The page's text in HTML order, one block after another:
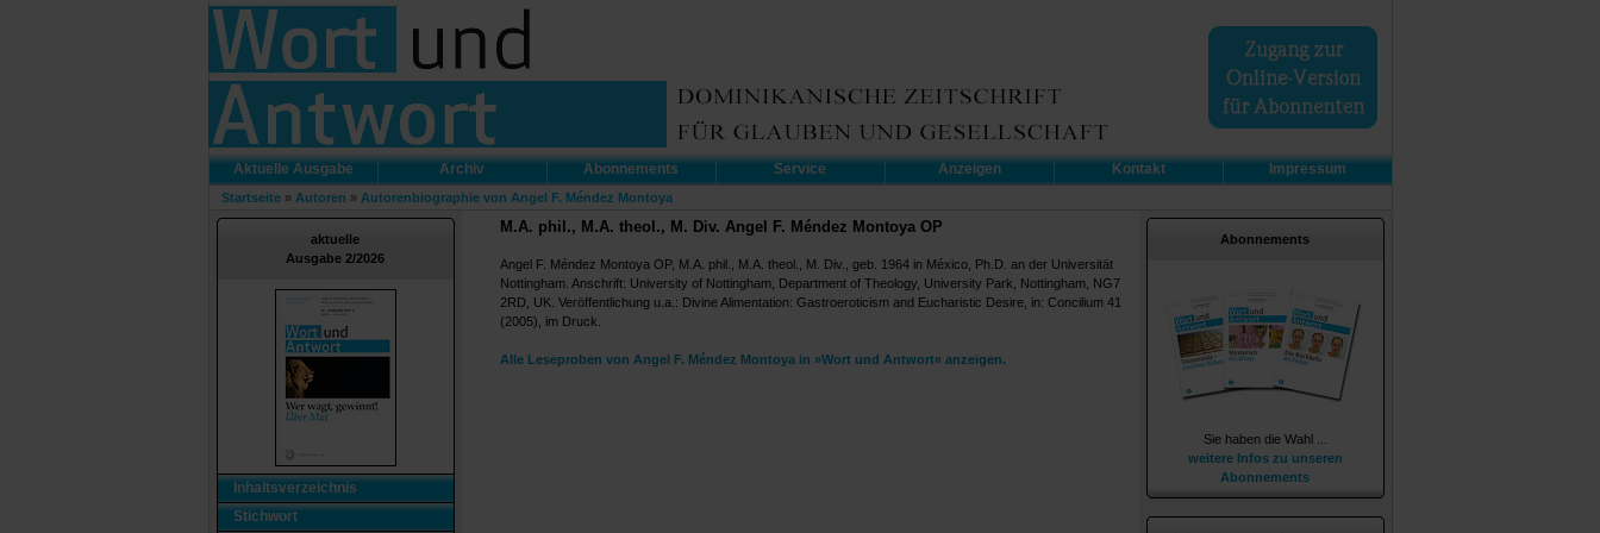
Aktuelle Ausgabe Archiv Abonnements Service Anzeigen Kontakt Impressum
Startseite» Autoren » Autorenbiographie von Angel F. Méndez Montoya
aktuelle
Ausgabe 2/2026
Inhaltsverzeichnis
Stichwort
M.A. phil., M.A. theol., M. Div. Angel F. Méndez Montoya OP
Angel F. Méndez Montoya OP, M.A. phil., M.A. theol., M. Div., geb. 1964 in México, Ph.D. an der Universität
Nottingham. Anschrift: University of Nottingham, Department of Theology, University Park, Nottingham, NG7
2RD, UK. Veröffentlichung u.a.: Divine Alimentation: Gastroeroticism and Eucharistic Desire, in: Concilium 41
(2005), im Druck.
Alle Leseproben von Angel F. Méndez Montoya in »Wort und Antwort« anzeigen.
Abonnements
Sie haben die Wahl ...
weitere Infos zu unseren
Abonnements